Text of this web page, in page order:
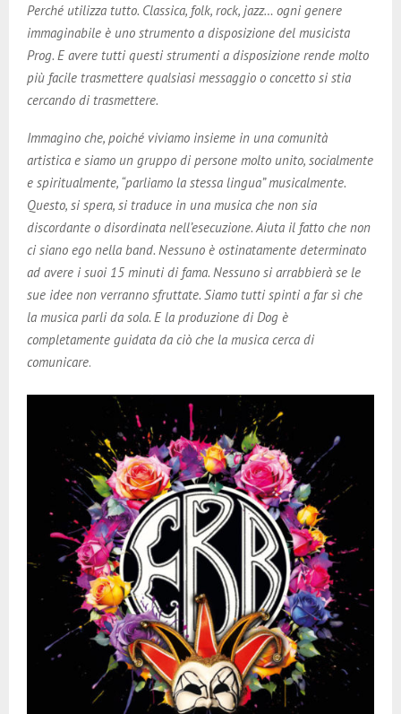
Perché utilizza tutto. Classica, folk, rock, jazz… ogni genere
immaginabile è uno strumento a disposizione del musicista
Prog. E avere tutti questi strumenti a disposizione rende molto
più facile trasmettere qualsiasi messaggio o concetto si stia
cercando di trasmettere.
Immagino che, poiché viviamo insieme in una comunità
artistica e siamo un gruppo di persone molto unito, socialmente
e spiritualmente, “parliamo la stessa lingua” musicalmente.
Questo, si spera, si traduce in una musica che non sia
discordante o disordinata nell’esecuzione. Aiuta il fatto che non
ci siano ego nella band. Nessuno è ostinatamente determinato
ad avere i suoi 15 minuti di fama. Nessuno si arrabbierà se le
sue idee non verranno sfruttate. Siamo tutti spinti a far sì che
la musica parli da sola. E la produzione di Dog è
completamente guidata da ciò che la musica cerca di
comunicare.